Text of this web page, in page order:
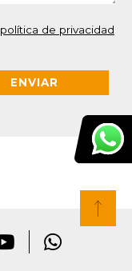
política de privacidad